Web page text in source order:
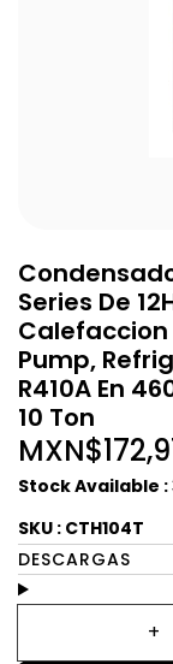
Series De
Pump,
R410A En
10 Ton
Stock Available :
SKU : CTH104T
DESCARGAS